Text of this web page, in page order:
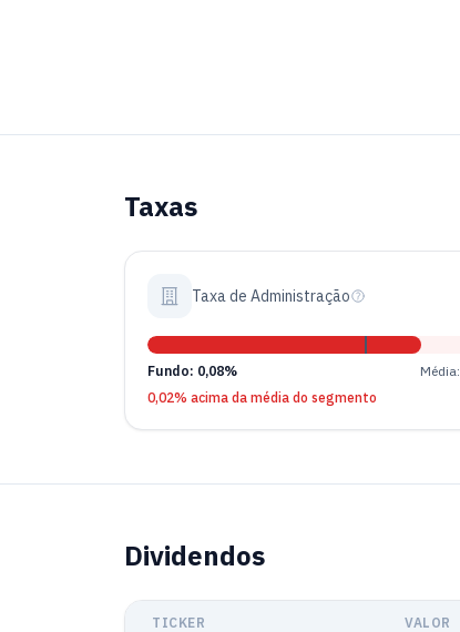
Taxas
Taxa de Administração
Fundo: 0,08%
0,02% acima da média do segmento
Dividendos
TICKER VALOR